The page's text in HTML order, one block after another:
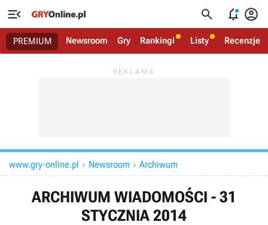
   
PREMIUM Newsroom Gry Rankingi Listy Recenzje
www.gry-online.pl  Newsroom  Archiwum
ARCHIWUM WIADOMOŚCI - 31
STYCZNIA 2014